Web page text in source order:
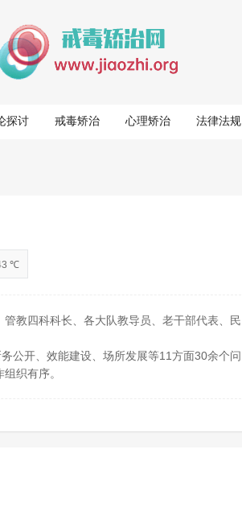
探讨 戒毒矫治 心理矫治 法律法规
℃
教四科科长、各大队教导员、老干部代表、民
公开、效能建设、场所发展等11方面30余个问
织有序。